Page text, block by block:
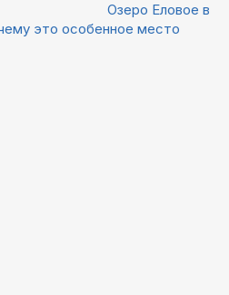
Озеро Еловое в
это особенное место